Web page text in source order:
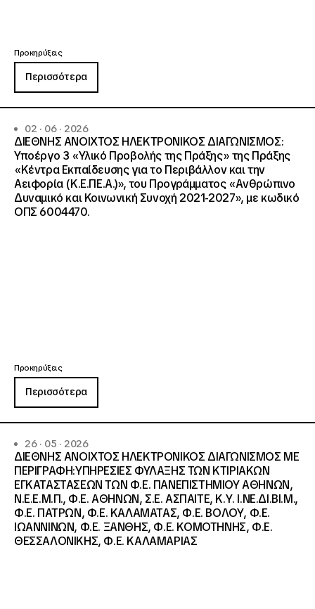
Προκηρύξεις
Περισσότερα
02 · 06 · 2026
ΔΙΕΘΝΗΣ ΑΝΟΙΧΤΟΣ ΗΛΕΚΤΡΟΝΙΚΟΣ ΔΙΑΓΩΝΙΣΜΟΣ:
Υποέργο 3 «Υλικό Προβολής της Πράξης» της Πράξης
«Κέντρα Εκπαίδευσης για το Περιβάλλον και την
Αειφορία (Κ.Ε.ΠΕ.Α.)», του Προγράμματος «Ανθρώπινο
Δυναμικό και Κοινωνική Συνοχή 2021-2027», με κωδικό
ΟΠΣ 6004470.
Προκηρύξεις
Περισσότερα
26 · 05 · 2026
ΔΙΕΘΝΗΣ ΑΝΟΙΧΤΟΣ ΗΛΕΚΤΡΟΝΙΚΟΣ ΔΙΑΓΩΝΙΣΜΟΣ ΜΕ
ΠΕΡΙΓΡΑΦΗ:ΥΠΗΡΕΣΙΕΣ ΦΥΛΑΞΗΣ ΤΩΝ ΚΤΙΡΙΑΚΩΝ
ΕΓΚΑΤΑΣΤΑΣΕΩΝ ΤΩΝ Φ.Ε. ΠΑΝΕΠΙΣΤΗΜΙΟΥ ΑΘΗΝΩΝ,
Ν.Ε.Ε.Μ.Π., Φ.Ε. ΑΘΗΝΩΝ, Σ.Ε. ΑΣΠΑΙΤΕ, Κ.Υ. Ι.ΝΕ.ΔΙ.ΒΙ.Μ.,
Φ.Ε. ΠΑΤΡΩΝ, Φ.Ε. ΚΑΛΑΜΑΤΑΣ, Φ.Ε. ΒΟΛΟΥ, Φ.Ε.
ΙΩΑΝΝΙΝΩΝ, Φ.Ε. ΞΑΝΘΗΣ, Φ.Ε. ΚΟΜΟΤΗΝΗΣ, Φ.Ε.
ΘΕΣΣΑΛΟΝΙΚΗΣ, Φ.Ε. ΚΑΛΑΜΑΡΙΑΣ